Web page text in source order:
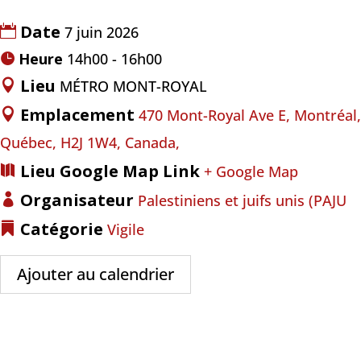
Date 7 juin 2026
Heure 14h00 - 16h00
Lieu MÉTRO MONT-ROYAL
Emplacement 470 Mont-Royal Ave E, Montréal,
Québec, H2J 1W4, Canada,
Lieu Google Map Link + Google Map
Organisateur Palestiniens et juifs unis (PAJU
Catégorie Vigile
Ajouter au calendrier